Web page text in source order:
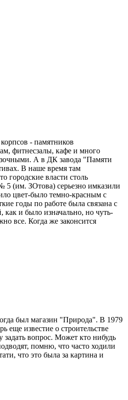
- памятников
фитнесзалы, кафе и много
А в ДК завода "Памяти
В наше время там
городские власти столь
5 (им. ЗОтова) серьезно имказили
цвет-было темно-красным с
годы по работе была связана с
и было изначально, но чуть-
все. Когда же законсится
был магазин "Природа". В 1979
еще известие о строительстве
вопрос. Может кто нибудь
помню, что часто ходили
что это была за картина и